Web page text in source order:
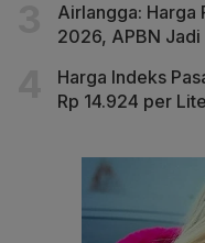
Airlangga: Harga
2026, APBN
Harga Indeks
Rp 14.924 per